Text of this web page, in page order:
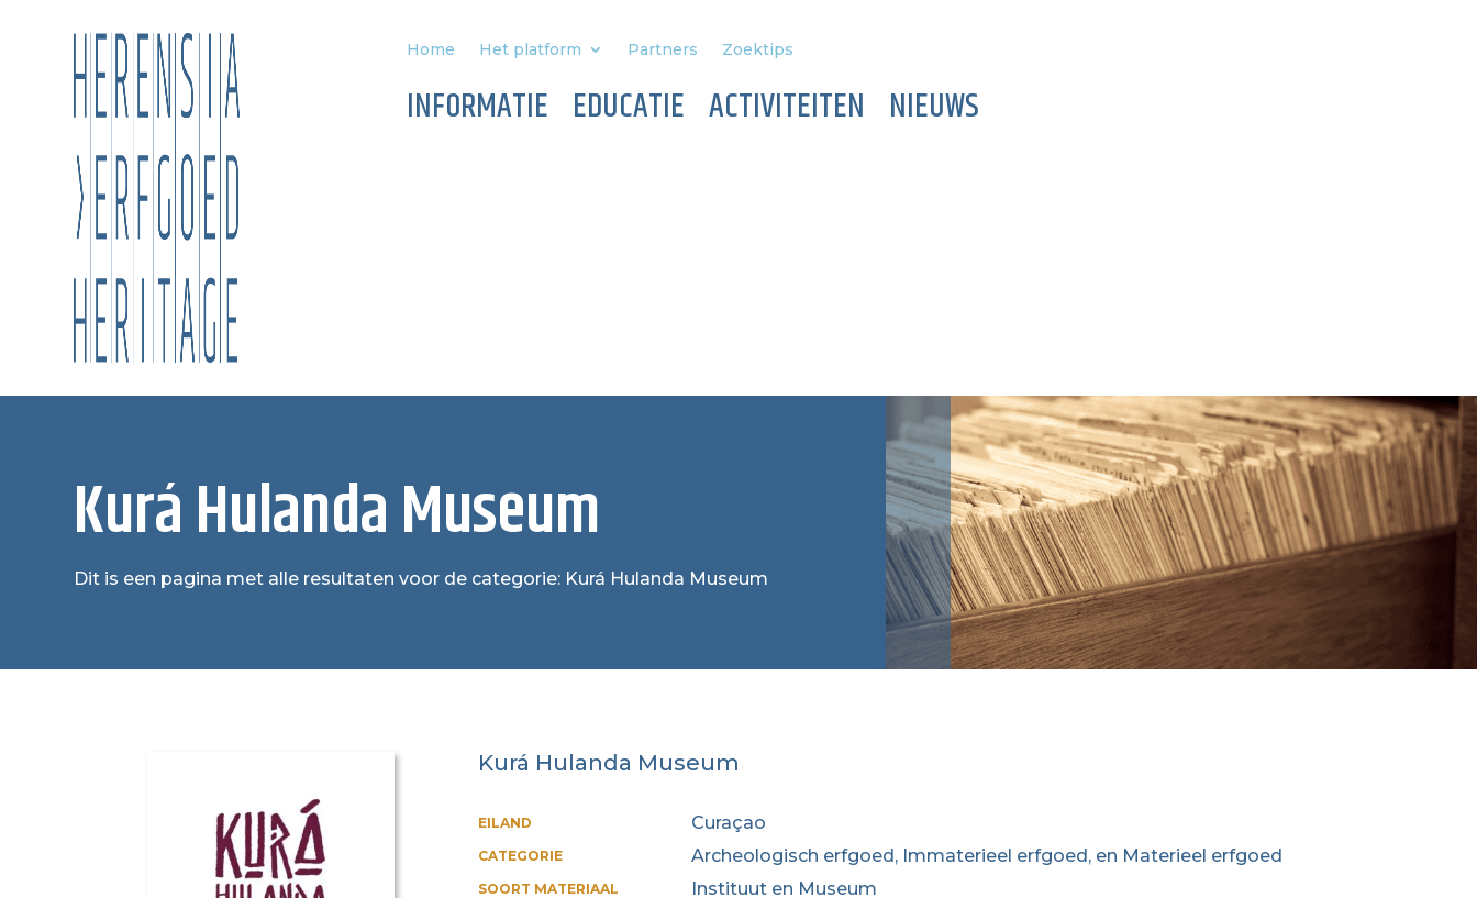
Home Het platform Partners Zoektips
INFORMATIE EDUCATIE ACTIVITEITEN NIEUWS
Kurá Hulanda Museum
Dit is een pagina met alle resultaten voor de categorie: Kurá Hulanda Museum
Kurá Hulanda Museum
EILAND Curaçao
CATEGORIE Archeologisch erfgoed, Immaterieel erfgoed, en Materieel erfgoed
SOORT MATERIAAL Instituut en Museum